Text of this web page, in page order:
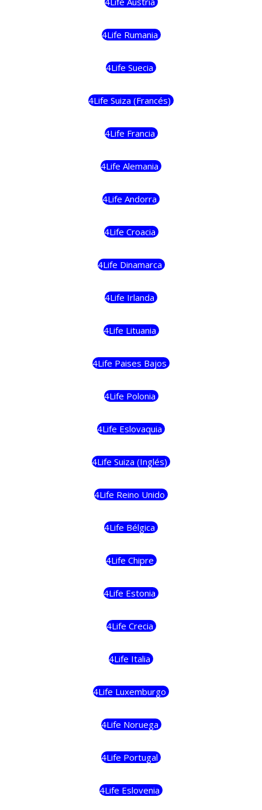
4Life Rumania
4Life Suecia
4Life Suiza (Francés)
4Life Francia
4Life Alemania
4Life Andorra
4Life Croacia
4Life Dinamarca
4Life Irlanda
4Life Lituania
4Life Paises Bajos
4Life Polonia
4Life Eslovaquia
4Life Suiza (Inglés)
4Life Reino Unido
4Life Bélgica
4Life Chipre
4Life Estonia
4Life Crecia
4Life Italia
4Life Luxemburgo
4Life Noruega
4Life Portugal
4Life Eslovenia